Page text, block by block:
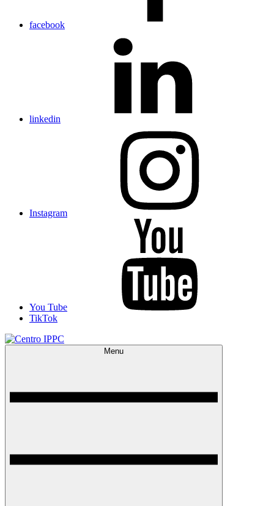
facebook
linkedin
Instagram
You Tube
TikTok
Menu